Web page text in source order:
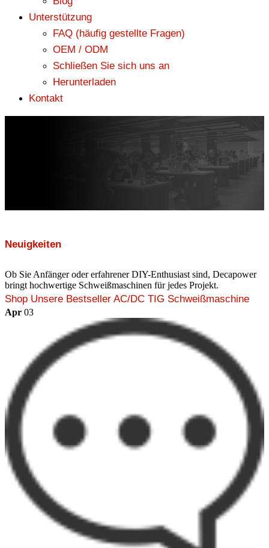
Unterstützung
FAQ (häufig gestellte Fragen)
OEM / ODM
Schließen Sie sich uns an
Herunterladen
Kontakt
Neuigkeiten
Ob Sie Anfänger oder erfahrener DIY-Enthusiast sind, Decapower
bringt hochwertige Schweißmaschinen für jedes Projekt.
Shop Unsere Bestseller AC/DC TIG Schweißmaschine
Apr 03